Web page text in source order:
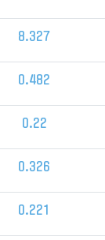
8.327
0.482
0.22
0.326
0.221